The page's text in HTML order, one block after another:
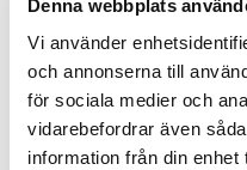
Denna webbplats
Vi använder
och annonserna till
för sociala medier och
vidarebefordrar även
information från din